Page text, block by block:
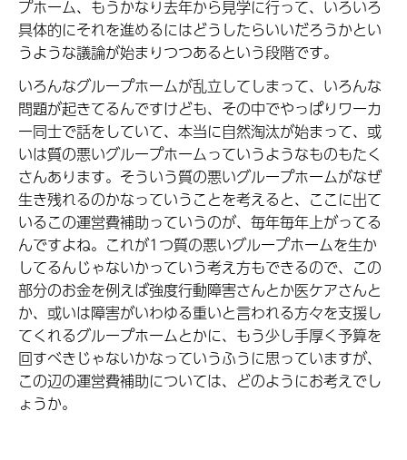
プホーム、もうかなり去年から見学に行って、いろいろ
具体的にそれを進めるにはどうしたらいいだろうかとい
うような議論が始まりつつあるという段階です。
いろんなグループホームが乱立してしまって、いろんな
問題が起きてるんですけども、その中でやっぱりワーカ
ー同士で話をしていて、本当に自然淘汰が始まって、或
いは質の悪いグループホームっていうようなものもたく
さんあります。そういう質の悪いグループホームがなぜ
生き残れるのかなっていうことを考えると、ここに出て
いるこの運営費補助っていうのが、毎年毎年上がってる
んですよね。これが1つ質の悪いグループホームを生か
してるんじゃないかっていう考え方もできるので、この
部分のお金を例えば強度行動障害さんとか医ケアさんと
か、或いは障害がいわゆる重いと言われる方々を支援し
てくれるグループホームとかに、もう少し手厚く予算を
回すべきじゃないかなっていうふうに思っていますが、
この辺の運営費補助については、どのようにお考えでし
ょうか。